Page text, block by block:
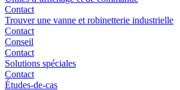
Contact
Trouver une vanne et robinetterie industrielle
Contact
Conseil
Contact
Solutions spéciales
Contact
Études-de-cas